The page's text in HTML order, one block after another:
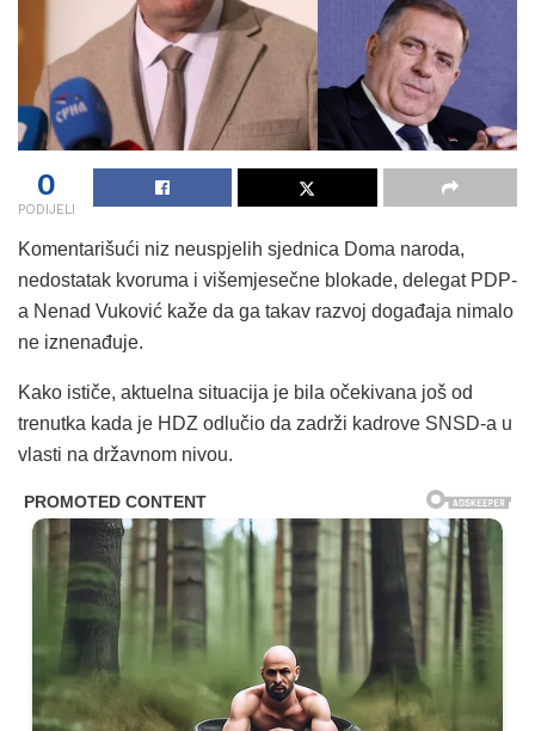
0
PODIJELI
Komentarišući niz neuspjelih sjednica Doma naroda,
nedostatak kvoruma i višemjesečne blokade, delegat PDP-
a Nenad Vuković kaže da ga takav razvoj događaja nimalo
ne iznenađuje.
Kako ističe, aktuelna situacija je bila očekivana još od
trenutka kada je HDZ odlučio da zadrži kadrove SNSD-a u
vlasti na državnom nivou.